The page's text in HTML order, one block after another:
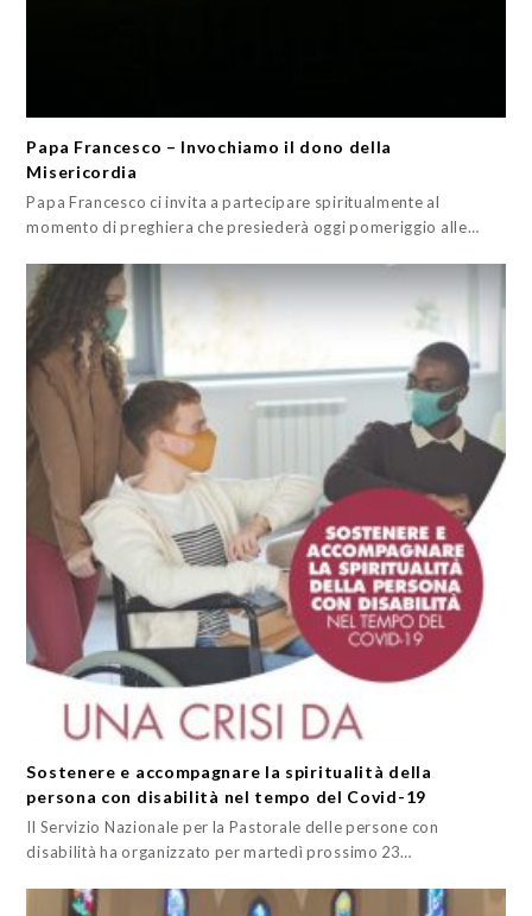
Papa Francesco – Invochiamo il dono della
Misericordia
Papa Francesco ci invita a partecipare spiritualmente al
momento di preghiera che presiederà oggi pomeriggio alle…
Sostenere e accompagnare la spiritualità della
persona con disabilità nel tempo del Covid-19
Il Servizio Nazionale per la Pastorale delle persone con
disabilità ha organizzato per martedì prossimo 23…